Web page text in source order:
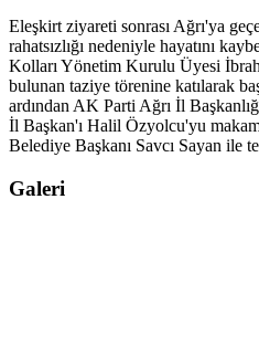
Eleşkirt ziyareti sonrası Ağrı'ya
rahatsızlığı nedeniyle hayatını
Kolları Yönetim Kurulu Üyesi
bulunan taziye törenine katılarak
ardından AK Parti Ağrı İl
İl Başkan'ı Halil Özyolcu'yu
Belediye Başkanı Savcı Sayan ile
Galeri